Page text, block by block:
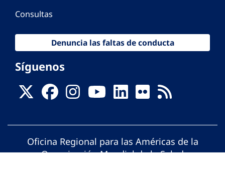
Consultas
Denuncia las faltas de conducta
Síguenos
Oficina Regional para las Américas de la
Organización Mundial de la Salud